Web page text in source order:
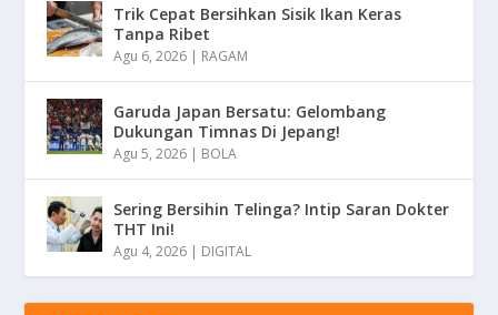
Trik Cepat Bersihkan Sisik Ikan Keras
Tanpa Ribet
Agu 6, 2026 | RAGAM
Garuda Japan Bersatu: Gelombang
Dukungan Timnas Di Jepang!
Agu 5, 2026 | BOLA
Sering Bersihin Telinga? Intip Saran Dokter
THT Ini!
Agu 4, 2026 | DIGITAL